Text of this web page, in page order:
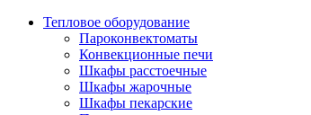
Тепловое оборудование
Пароконвектоматы
Конвекционные печи
Шкафы расстоечные
Шкафы жарочные
Шкафы пекарские